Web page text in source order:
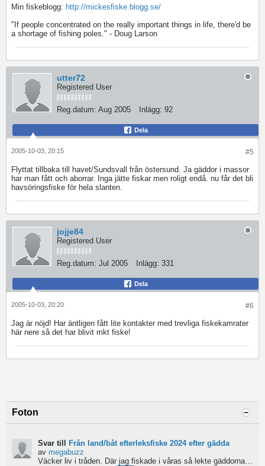
Min fiskeblogg: http://mickesfiske.blogg.se/
"If people concentrated on the really important things in life, there'd be
a shortage of fishing poles." - Doug Larson
utter72
Registered User
Reg.datum: Aug 2005 Inlägg: 92
Dela
#5
2005-10-03, 20:15
Flyttat tillbaka till havet/Sundsvall från östersund. Ja gäddor i massor
har man fått och aborrar. Inga jätte fiskar men roligt endå. nu får det bli
havsöringsfiske för hela slanten.
jojje84
Registered User
Reg.datum: Jul 2005 Inlägg: 331
Dela
#6
2005-10-03, 20:20
Jag är nöjd! Har äntligen fått lite kontakter med trevliga fiskekamrater
här nere så det har blivit mkt fiske!
Foton
Svar till
Från land/båt efterleksfiske 2024 efter gädda
av megabuzz
Väcker liv i tråden. Där jag fiskade i våras så lekte gäddorna från början av mars hela vägen in i juni...